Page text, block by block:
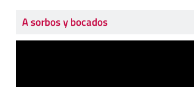
A sorbos y bocados